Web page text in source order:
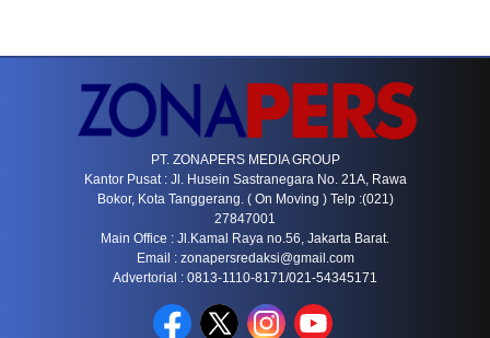
PT. ZONAPERS MEDIA GROUP
Kantor Pusat : Jl. Husein Sastranegara No. 21A, Rawa
Bokor, Kota Tanggerang. ( On Moving ) Telp :(021)
27847001
Main Office : Jl.Kamal Raya no.56, Jakarta Barat.
Email : zonapersredaksi@gmail.com
Advertorial : 0813-1110-8171/021-54345171